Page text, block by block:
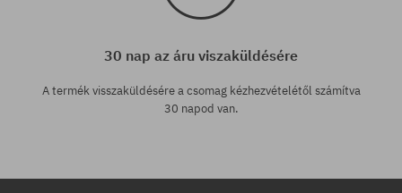
30 nap az áru viszaküldésére
A termék visszaküldésére a csomag kézhezvételétől számítva
30 napod van.